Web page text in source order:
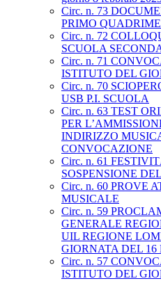
Circ. n. 73
PRIMO
Circ. n. 72
SCUOLA
Circ. n. 71
ISTITUTO DEL
Circ. n. 70
USB P.I. SCUOLA
Circ. n. 63 TEST
PER
INDIRIZZO
CONVOCAZIONE
Circ. n. 61
SOSPENSIONE
Circ. n. 60 PROVE
MUSICALE
Circ. n. 59
GENERALE
UIL REGIONE
GIORNATA DEL 16
Circ. n. 57
ISTITUTO DEL